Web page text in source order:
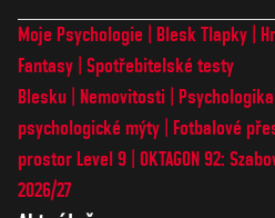
Moje Psychologie Blesk Tlapky
Fantasy Spotřebitelské testy
Blesku
Nemovitosti
psychologické mýty
Fotbalové
prostor Level 9 OKTAGON 92:
2026/27